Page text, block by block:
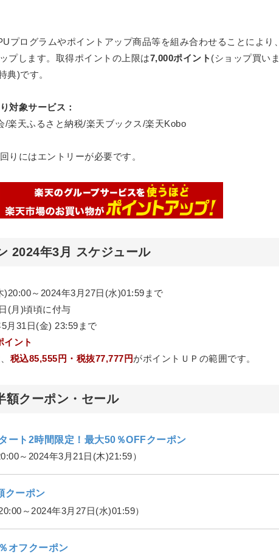
プログラムやポイントアップ商品等を組み合わせることにより、
プします。取得ポイントの上限は7,000ポイント (ショップ買いま
典)です。
対象サービス：
/楽天ふるさと納税/楽天ブックス/楽天Kobo
りにはエントリーが必要です。
2024年3月 スケジュール
～2024年3月27日(水)01:59まで
(月)頃頃に付与
月31日(金) 23:59まで
イント
税込85,555円・税抜77,777円がポイントＵＰの範囲です。
クーポン・セール
ート2時間限定！最大50％OFFクーポン
～2024年3月21日(木)21:59）
クーポン
～2024年3月27日(水)01:59）
オフクーポン